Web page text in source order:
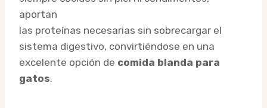
aportan
las proteínas necesarias sin sobrecargar el
sistema digestivo, convirtiéndose en una
excelente opción de comida blanda para
gatos.